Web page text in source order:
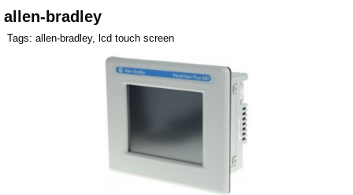
allen-bradley
Tags: allen-bradley, lcd touch screen